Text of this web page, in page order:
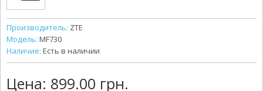
Производитель: ZTE
Модель: MF730
Наличие: Есть в наличии
Цена: 899.00 грн.